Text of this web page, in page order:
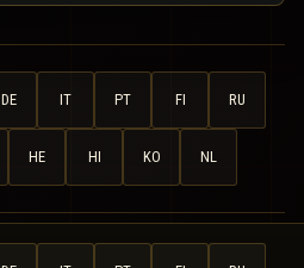
DE IT PT FI RU
HE HI KO NL